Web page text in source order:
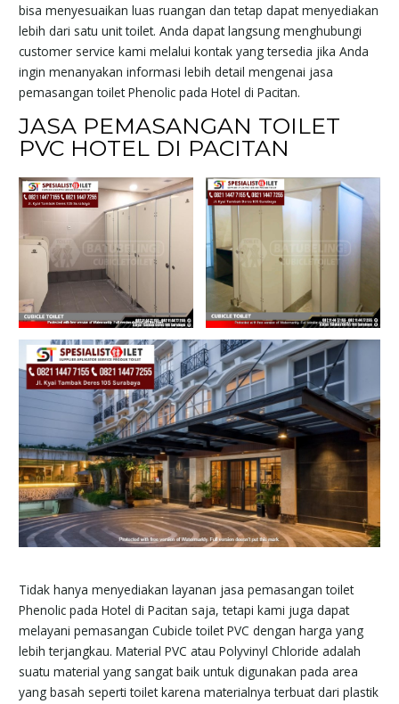
bisa menyesuaikan luas ruangan dan tetap dapat menyediakan
lebih dari satu unit toilet. Anda dapat langsung menghubungi
customer service kami melalui kontak yang tersedia jika Anda
ingin menanyakan informasi lebih detail mengenai jasa
pemasangan toilet Phenolic pada Hotel di Pacitan.
JASA PEMASANGAN TOILET
PVC HOTEL DI PACITAN
Tidak hanya menyediakan layanan jasa pemasangan toilet
Phenolic pada Hotel di Pacitan saja, tetapi kami juga dapat
melayani pemasangan Cubicle toilet PVC dengan harga yang
lebih terjangkau. Material PVC atau Polyvinyl Chloride adalah
suatu material yang sangat baik untuk digunakan pada area
yang basah seperti toilet karena materialnya terbuat dari plastik